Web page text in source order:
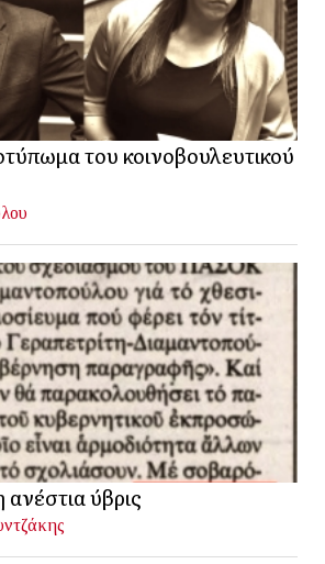
του κοινοβουλευτικού
ανέστια ύβρις